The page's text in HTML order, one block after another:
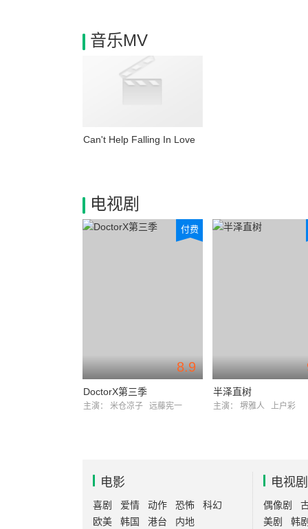
音乐MV
Can't Help Falling In Love
电视剧
8.9
付费
DoctorX第三季
主演： 米仓凉子 远藤宪一
半泽直树
主演： 堺雅人 上户彩
电影
喜剧 爱情 动作 恐怖
科幻
欧美
韩国 港台 内地
电视剧
偶像剧
美剧
韩